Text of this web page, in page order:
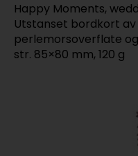
Happy Moments,
Utstanset bordkort
perlemorsoverflate
str. 85×80 mm, 120 g